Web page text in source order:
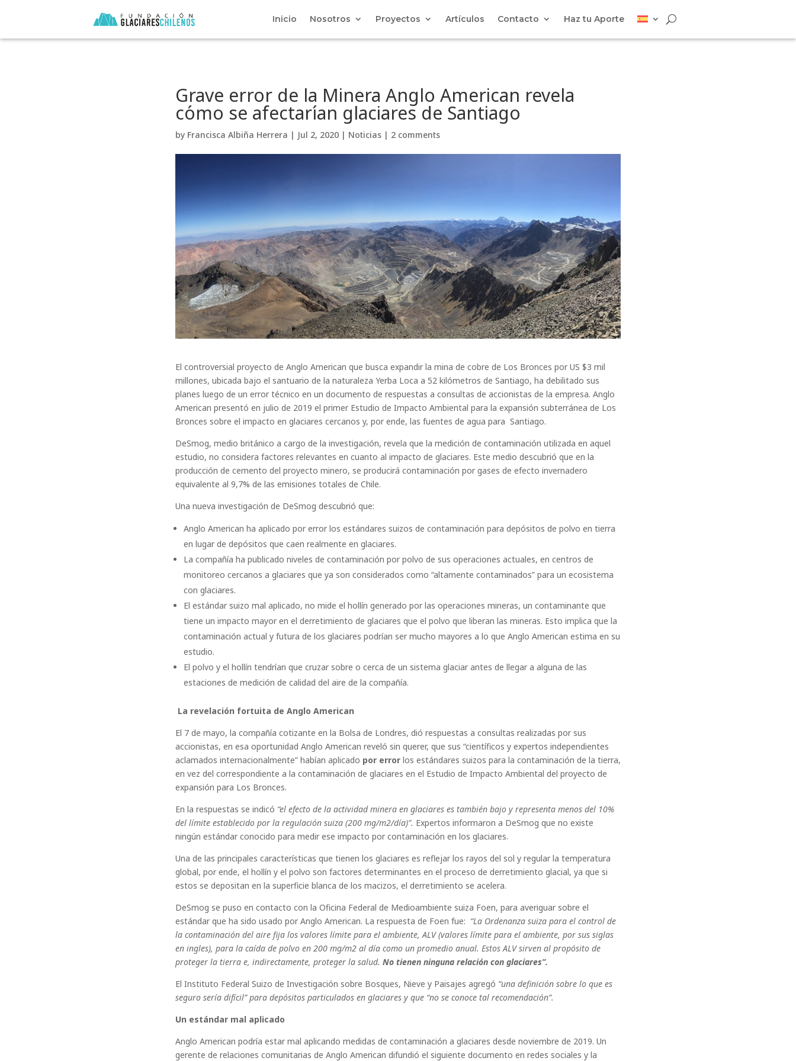
Inicio Nosotros Proyectos Artículos Contacto Haz tu Aporte
Grave error de la Minera Anglo American revela
cómo se afectarían glaciares de Santiago
by Francisca Albiña Herrera | Jul 2, 2020| Noticias| 2 comments
El controversial proyecto de Anglo American que busca expandir la mina de cobre de Los Bronces por US $3 mil
millones, ubicada bajo el santuario de la naturaleza Yerba Loca a 52 kilómetros de Santiago, ha debilitado sus
planes luego de un error técnico en un documento de respuestas a consultas de accionistas de la empresa. Anglo
American presentó en julio de 2019 el primer Estudio de Impacto Ambiental para la expansión subterránea de Los
Bronces sobre el impacto en glaciares cercanos y, por ende, las fuentes de agua para Santiago.
DeSmog, medio británico a cargo de la investigación, revela que la medición de contaminación utilizada en aquel
estudio, no considera factores relevantes en cuanto al impacto de glaciares. Este medio descubrió que en la
producción de cemento del proyecto minero, se producirá contaminación por gases de efecto invernadero
equivalente al 9,7% de las emisiones totales de Chile.
Una nueva investigación de DeSmog descubrió que:
Anglo American ha aplicado por error los estándares suizos de contaminación para depósitos de polvo en tierra
en lugar de depósitos que caen realmente en glaciares.
La compañía ha publicado niveles de contaminación por polvo de sus operaciones actuales, en centros de
monitoreo cercanos a glaciares que ya son considerados como “altamente contaminados” para un ecosistema
con glaciares.
El estándar suizo mal aplicado, no mide el hollín generado por las operaciones mineras, un contaminante que
tiene un impacto mayor en el derretimiento de glaciares que el polvo que liberan las mineras. Esto implica que la
contaminación actual y futura de los glaciares podrían ser mucho mayores a lo que Anglo American estima en su
estudio.
El polvo y el hollín tendrían que cruzar sobre o cerca de un sistema glaciar antes de llegar a alguna de las
estaciones de medición de calidad del aire de la compañía.
La revelación fortuita de Anglo American
El 7 de mayo, la compañía cotizante en la Bolsa de Londres, dió respuestas a consultas realizadas por sus
accionistas, en esa oportunidad Anglo American reveló sin querer, que sus “científicos y expertos independientes
aclamados internacionalmente” habían aplicado por error los estándares suizos para la contaminación de la tierra,
en vez del correspondiente a la contaminación de glaciares en el Estudio de Impacto Ambiental del proyecto de
expansión para Los Bronces.
En la respuestas se indicó “el efecto de la actividad minera en glaciares es también bajo y representa menos del 10%
del límite establecido por la regulación suiza (200 mg/m2/día)”. Expertos informaron a DeSmog que no existe
ningún estándar conocido para medir ese impacto por contaminación en los glaciares.
Una de las principales características que tienen los glaciares es reflejar los rayos del sol y regular la temperatura
global, por ende, el hollín y el polvo son factores determinantes en el proceso de derretimiento glacial, ya que si
estos se depositan en la superficie blanca de los macizos, el derretimiento se acelera.
DeSmog se puso en contacto con la Oficina Federal de Medioambiente suiza Foen, para averiguar sobre el
estándar que ha sido usado por Anglo American. La respuesta de Foen fue: “La Ordenanza suiza para el control de
la contaminación del aire fija los valores límite para el ambiente, ALV (valores límite para el ambiente, por sus siglas
en ingles), para la caída de polvo en 200 mg/m2 al día como un promedio anual. Estos ALV sirven al propósito de
proteger la tierra e, indirectamente, proteger la salud. No tienen ninguna relación con glaciares”.
El Instituto Federal Suizo de Investigación sobre Bosques, Nieve y Paisajes agregó “una definición sobre lo que es
seguro sería difícil” para depósitos particulados en glaciares y que “no se conoce tal recomendación”.
Un estándar mal aplicado
Anglo American podría estar mal aplicando medidas de contaminación a glaciares desde noviembre de 2019. Un
gerente de relaciones comunitarias de Anglo American difundió el siguiente documento en redes sociales y la